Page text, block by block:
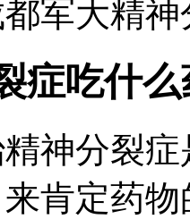
军大精
症吃什么
分裂症
肯定药